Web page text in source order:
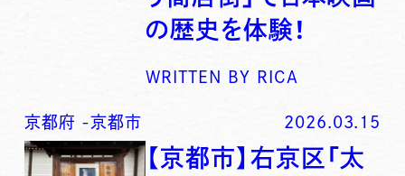
の歴史を体験！
WRITTEN BY RICA
京都府 -京都市 2026.03.15
【京都市】右京区「太